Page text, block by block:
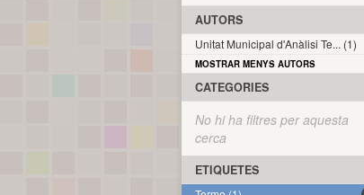
AUTORS
Unitat Municipal d'Anàlisi Te... (1)
MOSTRAR MENYS AUTORS
CATEGORIES
No hi ha filtres per aquesta
cerca
ETIQUETES